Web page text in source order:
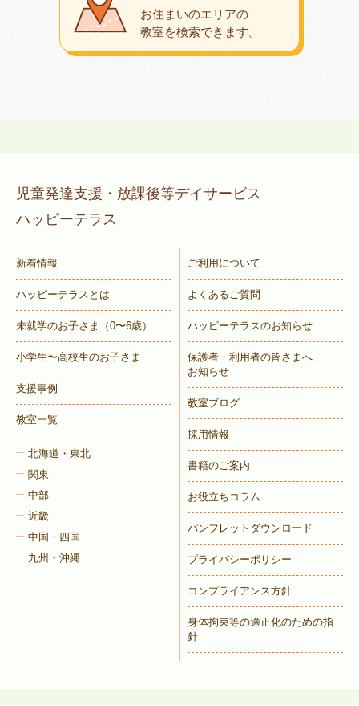
お住まいのエリアの
教室を検索できます。
児童発達支援・放課後等デイサービス
ハッピーテラス
新着情報
ハッピーテラスとは
未就学のお子さま （0〜6歳）
小学生〜高校生のお子さま
支援事例
教室一覧
北海道・東北
関東
中部
近畿
中国・四国
九州・沖縄
ご利用について
よくあるご質問
ハッピーテラスのお知らせ
保護者・利用者の皆さまへ
お知らせ
教室ブログ
採用情報
書籍のご案内
お役立ちコラム
パンフレットダウンロード
プライバシーポリシー
コンプライアンス方針
身体拘束等の適正化のための指
針